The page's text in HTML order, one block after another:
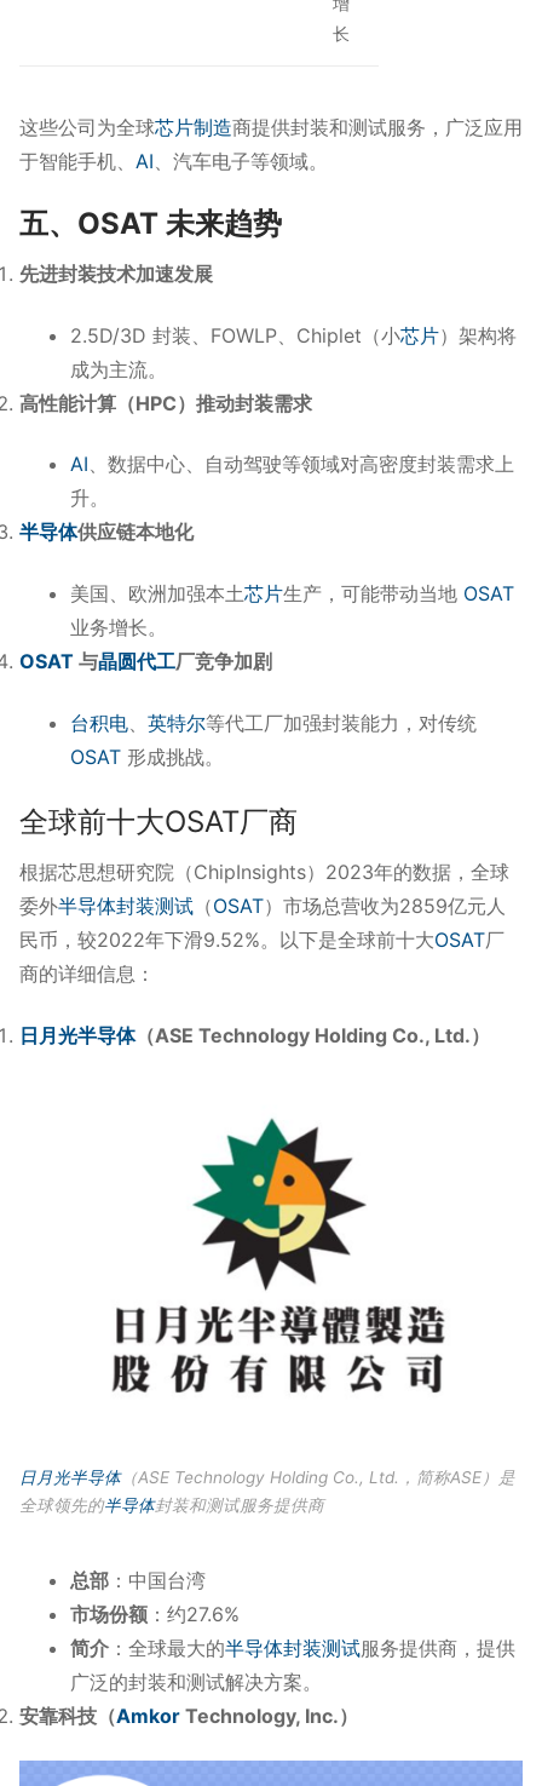
长
这些公司为全球芯片制造商提供封装和测试服务，广泛应用
于智能手机、 AI、汽车电子等领域。
五、OSAT 未来趋势
先进封装技术加速发展
2.5D/3D 封装、FOWLP、Chiplet（小芯片）架构将
成为主流。
高性能计算（HPC）推动封装需求
AI、数据中心、自动驾驶等领域对高密度封装需求上
升。
半导体供应链本地化
美国、欧洲加强本土芯片生产，可能带动当地 OSAT
业务增长。
OSAT 与晶圆代工厂竞争加剧
台积电、 英特尔等代工厂加强封装能力，对传统
OSAT形成挑战。
全球前十大OSAT厂商
根据芯思想研究院（ChipInsights）2023年的数据，全球
委外半导体封装测试 （OSAT）市场总营收为2859亿元人
民币，较2022年下滑9.52%。以下是全球前十大OSAT厂
商的详细信息：
日月光半导体（ASE Technology Holding Co., Ltd.）
日月光半导体（ASE Technology Holding Co., Ltd.，简称ASE）是
全球领先的半导体封装和测试服务提供商
总部：中国台湾
市场份额：约27.6%
简介：全球最大的半导体封装测试服务提供商，提供
广泛的封装和测试解决方案。
安靠科技（Amkor Technology, Inc.）